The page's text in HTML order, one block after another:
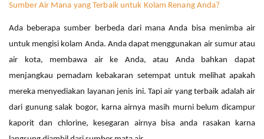
Sumber Air Mana yang Terbaik untuk Kolam Renang Anda?
Ada beberapa sumber berbeda dari mana Anda bisa menimba air
untuk mengisi kolam Anda. Anda dapat menggunakan air sumur atau
air kota, membawa air ke Anda, atau Anda bahkan dapat
menjangkau pemadam kebakaran setempat untuk melihat apakah
mereka menyediakan layanan jenis ini. Tapi air yang terbaik adalah air
dari gunung salak bogor, karna airnya masih murni belum dicampur
kaporit dan chlorine, kesegaran airnya bisa anda rasakan karna